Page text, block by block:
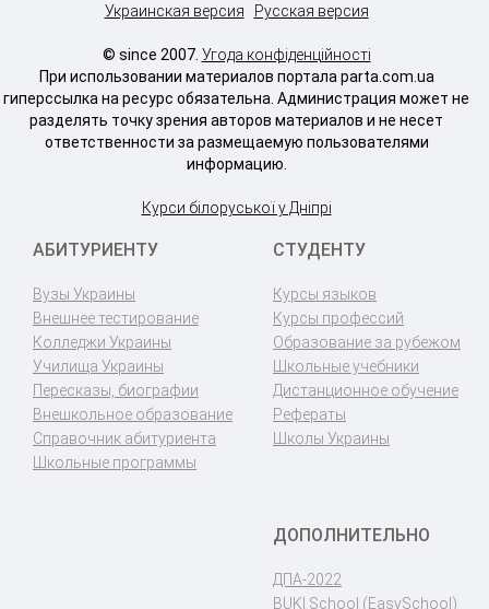
Украинская версия Русская версия
© since 2007. Угода конфіденційності
При использовании материалов портала parta.com.ua
гиперссылка на ресурс обязательна. Администрация может не
разделять точку зрения авторов материалов и не несет
ответственности за размещаемую пользователями
информацию.
Курси білоруської у Дніпрі
АБИТУРИЕНТУ
Вузы Украины
Внешнее тестирование
Колледжи Украины
Училища Украины
Пересказы, биографии
Внешкольное образование
Справочник абитуриента
Школьные программы
СТУДЕНТУ
Курсы языков
Курсы профессий
Образование за рубежом
Школьные учебники
Дистанционное обучение
Рефераты
Школы Украины
ДОПОЛНИТЕЛЬНО
ДПА-2022
BUKI School (EasySchool)